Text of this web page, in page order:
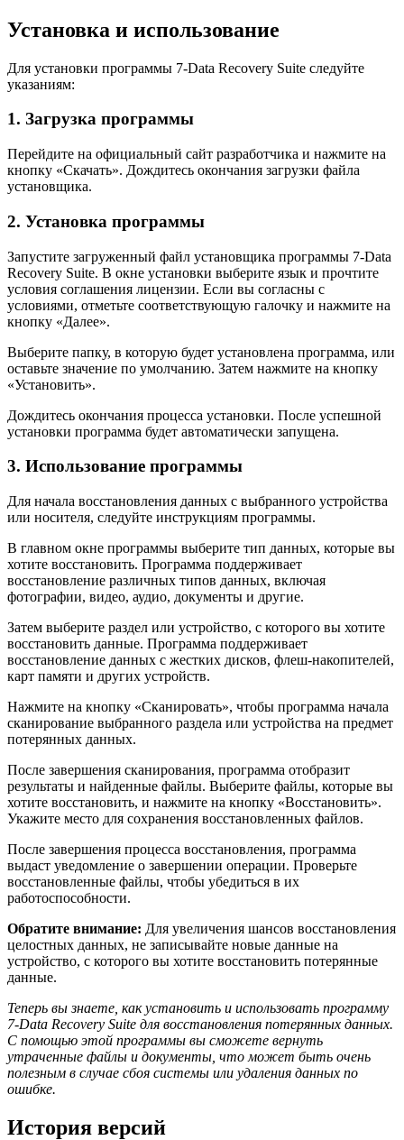
Установка и использование
Для установки программы 7-Data Recovery Suite следуйте
указаниям:
1. Загрузка программы
Перейдите на официальный сайт разработчика и нажмите на
кнопку «Скачать». Дождитесь окончания загрузки файла
установщика.
2. Установка программы
Запустите загруженный файл установщика программы 7-Data
Recovery Suite. В окне установки выберите язык и прочтите
условия соглашения лицензии. Если вы согласны с
условиями, отметьте соответствующую галочку и нажмите на
кнопку «Далее».
Выберите папку, в которую будет установлена программа, или
оставьте значение по умолчанию. Затем нажмите на кнопку
«Установить».
Дождитесь окончания процесса установки. После успешной
установки программа будет автоматически запущена.
3. Использование программы
Для начала восстановления данных с выбранного устройства
или носителя, следуйте инструкциям программы.
В главном окне программы выберите тип данных, которые вы
хотите восстановить. Программа поддерживает
восстановление различных типов данных, включая
фотографии, видео, аудио, документы и другие.
Затем выберите раздел или устройство, с которого вы хотите
восстановить данные. Программа поддерживает
восстановление данных с жестких дисков, флеш-накопителей,
карт памяти и других устройств.
Нажмите на кнопку «Сканировать», чтобы программа начала
сканирование выбранного раздела или устройства на предмет
потерянных данных.
После завершения сканирования, программа отобразит
результаты и найденные файлы. Выберите файлы, которые вы
хотите восстановить, и нажмите на кнопку «Восстановить».
Укажите место для сохранения восстановленных файлов.
После завершения процесса восстановления, программа
выдаст уведомление о завершении операции. Проверьте
восстановленные файлы, чтобы убедиться в их
работоспособности.
Обратите внимание: Для увеличения шансов восстановления
целостных данных, не записывайте новые данные на
устройство, с которого вы хотите восстановить потерянные
данные.
Теперь вы знаете, как установить и использовать программу
7-Data Recovery Suite для восстановления потерянных данных.
С помощью этой программы вы сможете вернуть
утраченные файлы и документы, что может быть очень
полезным в случае сбоя системы или удаления данных по
ошибке.
История версий